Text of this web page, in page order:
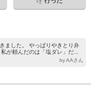
ました。 やっぱりやきとり弁
が頼んだのは「塩ダレ」だ...
by AAさん